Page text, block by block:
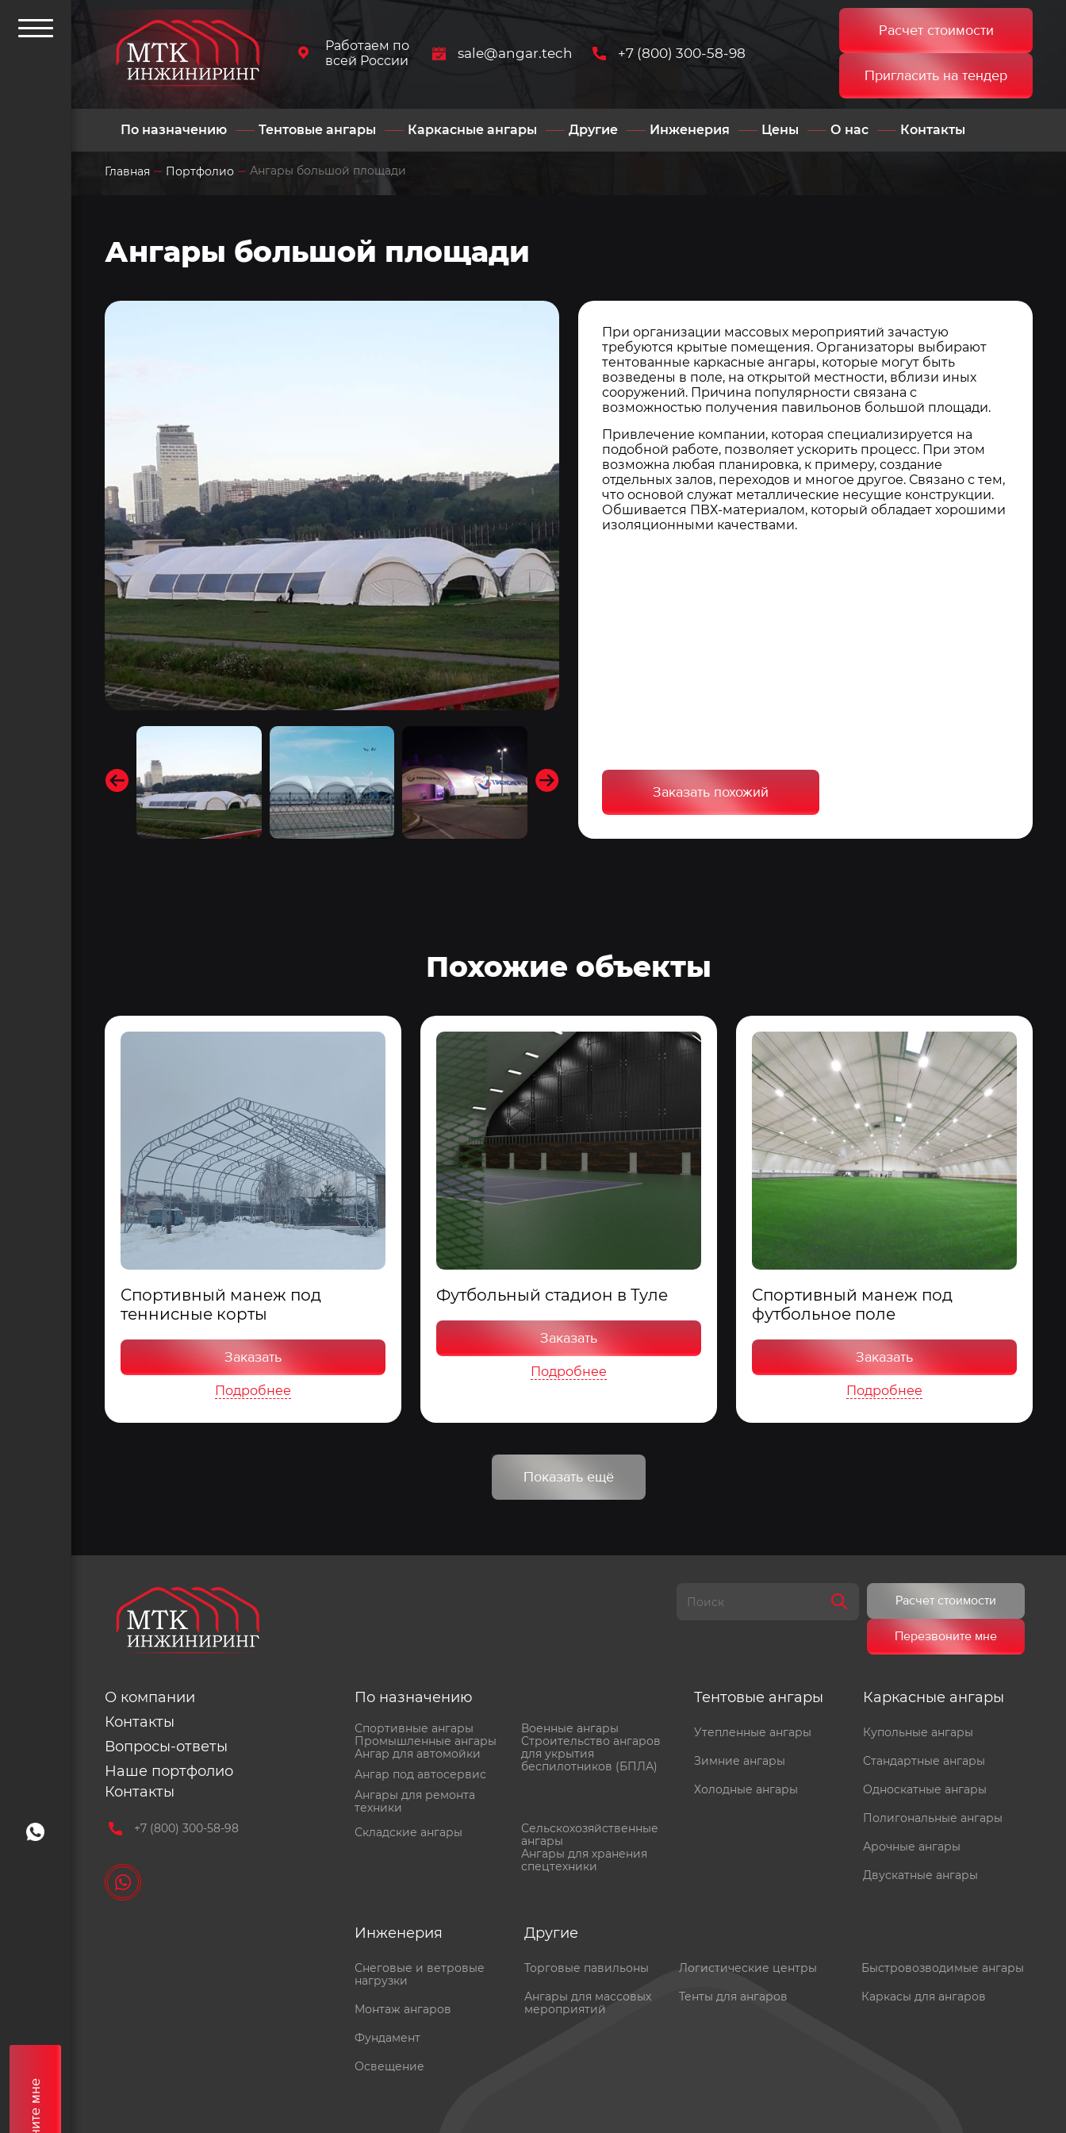
Работаем по
всей России
sale@angar.tech +7 (800) 300-58-98
Расчет стоимости
Пригласить на тендер
По назначению Тентовые ангары Каркасные ангары Другие Инженерия Цены О нас Контакты
Главная Портфолио Ангары большой площади
Ангары большой площади
При организации массовых мероприятий зачастую
требуются крытые помещения. Организаторы выбирают
тентованные каркасные ангары, которые могут быть
возведены в поле, на открытой местности, вблизи иных
сооружений. Причина популярности связана с
возможностью получения павильонов большой площади.
Привлечение компании, которая специализируется на
подобной работе, позволяет ускорить процесс. При этом
возможна любая планировка, к примеру, создание
отдельных залов, переходов и многое другое. Связано с тем,
что основой служат металлические несущие конструкции.
Обшивается ПВХ-материалом, который обладает хорошими
изоляционными качествами.
Заказать похожий
Похожие объекты
Cпортивный манеж под
теннисные корты
Заказать
Подробнее
Футбольный стадион в Туле
Заказать
Подробнее
Cпортивный манеж под
футбольное поле
Заказать
Подробнее
Показать ещё
Расчет стоимости
Перезвоните мне
Контакты
+7 (800) 300-58-98
О компании
Контакты
Вопросы-ответы
Наше портфолио
По назначению
Спортивные ангары
Промышленные ангары
Ангар для автомойки
Ангар под автосервис
Ангары для ремонта
техники
Складские ангары
Сельскохозяйственные
ангары
Ангары для хранения
спецтехники
Военные ангары
Cтроительство ангаров
для укрытия
беспилотников (БПЛА)
Тентовые ангары
Утепленные ангары
Зимние ангары
Холодные ангары
Каркасные ангары
Купольные ангары
Стандартные ангары
Односкатные ангары
Полигональные ангары
Арочные ангары
Двускатные ангары
Другие
Торговые павильоны Логистические центры
Быстровозводимые ангары
Ангары для массовых
мероприятий
Тенты для ангаров Каркасы для ангаров
Инженерия
Снеговые и ветровые
нагрузки
Монтаж ангаров
Фундамент
Освещение